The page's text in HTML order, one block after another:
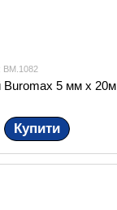
BM.1082
Buromax 5 мм х 20м
Купити